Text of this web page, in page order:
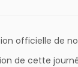
officielle de
de cette